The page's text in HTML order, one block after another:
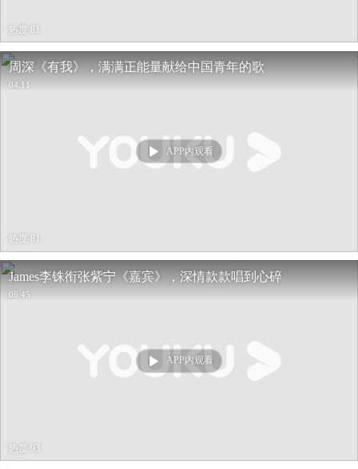
热度 81
周深《有我》，满满正能量献给中国青年的歌
04:11
APP内观看
热度 81
James李铢衔张紫宁《嘉宾》，深情款款唱到心碎
06:45
APP内观看
热度 93